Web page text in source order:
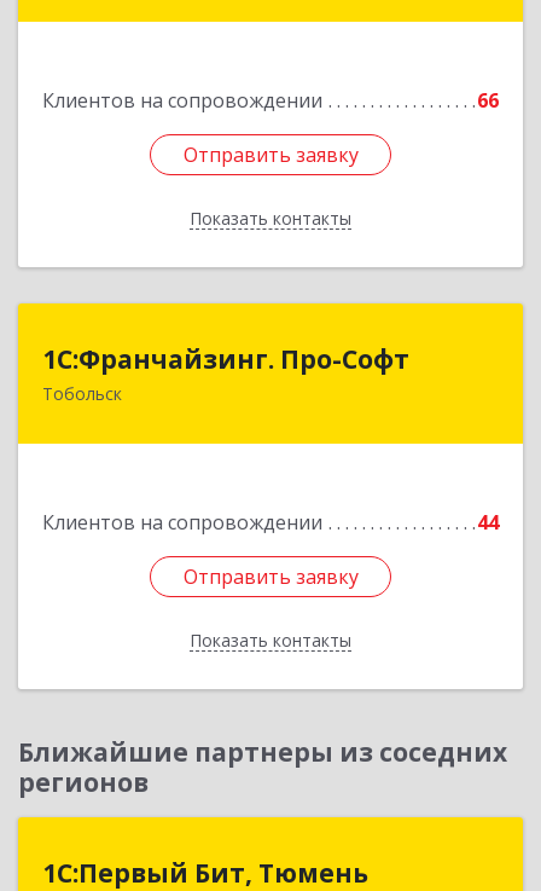
Клиентов на сопровождении 66
Отправить заявку
Показать контакты
Отправить заявку
Назад
1С:Франчайзинг. Про-Софт
Тобольск
Клиентов на сопровождении 44
Отправить заявку
Показать контакты
1С:Франчайзинг. Про-Софт
626150, Тюменская обл, Тобольск г, Малая
Отправить заявку
Назад
Ближайшие партнеры из соседних
регионов
1С:Первый Бит, Тюмень
1С:Первый Бит, Тюмень